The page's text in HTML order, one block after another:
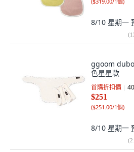
8/10 星期一
(
ggoom
色星星款
首購折扣價 40
$251
($251.00/1個)
8/10 星期一
(